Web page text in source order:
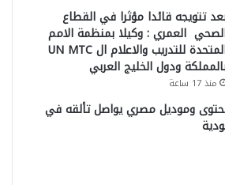
تتويجه قائدا مؤثرا في القطاع
العمري : وكيلا بمنظمة الامم
المتحدة للتدريب والاعلام ال UN MTC
ودول الخليج العربي
منذ 17 ساعة
محتوى وموديل مصري يواصل تألقه في